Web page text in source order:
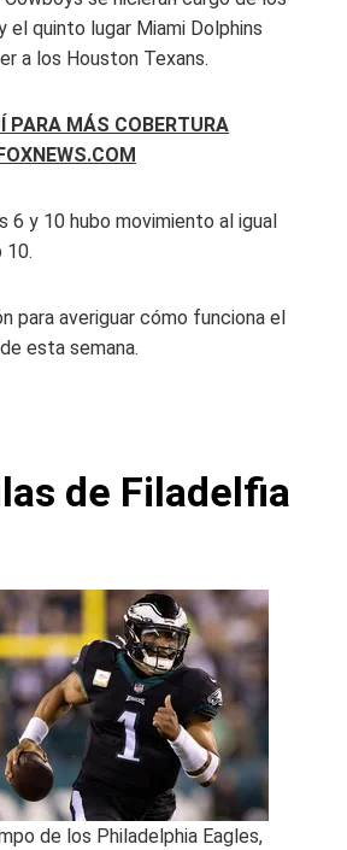
el quinto lugar Miami Dolphins
a los Houston Texans.
PARA MÁS COBERTURA
6 y 10 hubo movimiento al igual
10.
para averiguar cómo funciona el
esta semana.
de Filadelfia
de los Philadelphia Eagles,